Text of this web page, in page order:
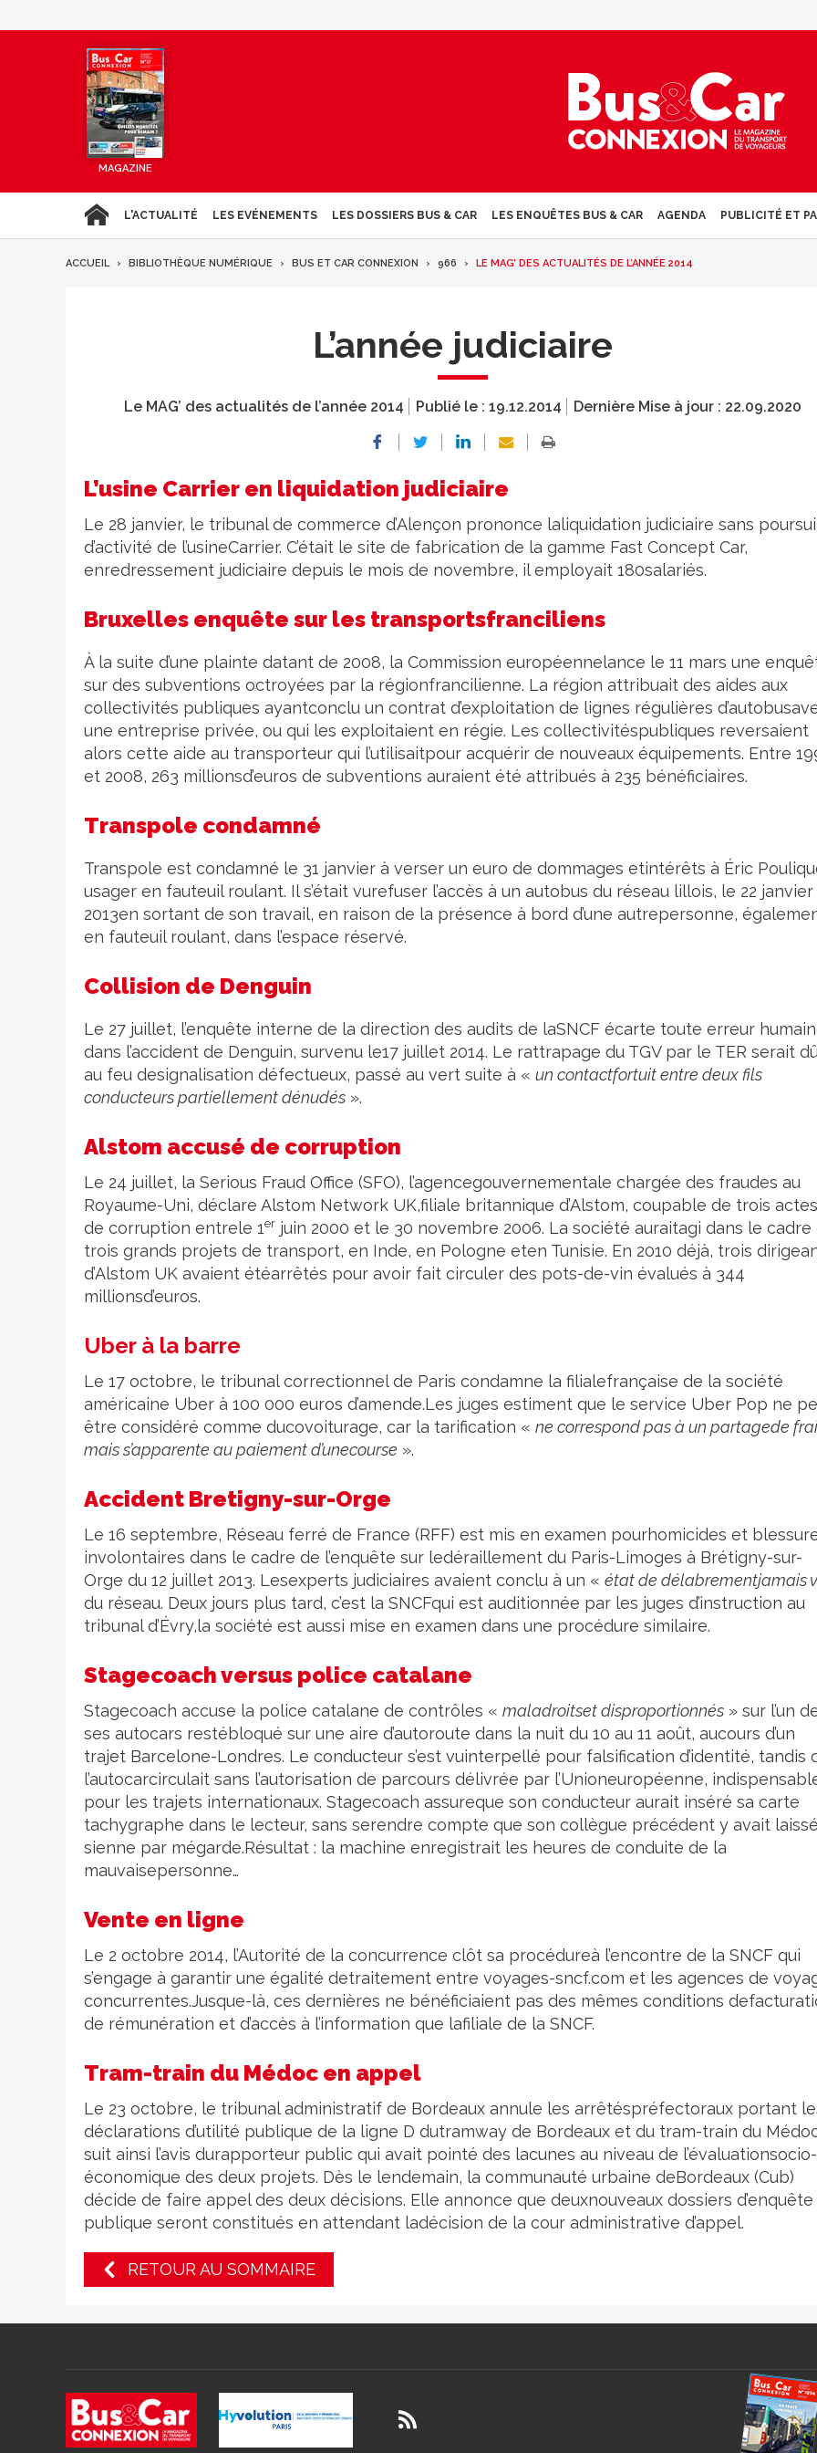
MAGAZINE
L'ACTUALITÉ LES EVÉNEMENTS LES DOSSIERS BUS & CAR LES ENQUÊTES BUS & CAR AGENDA PUBLICITÉ ET
ACCUEIL BIBLIOTHÈQUE NUMÉRIQUE BUS ET CAR CONNEXION 966 LE MAG’ DES ACTUALITÉS DE L’ANNÉE 2014
L’année judiciaire
Le MAG’ des actualités de l’année 2014 Publié le : 19.12.2014 Dernière Mise à jour : 22.09.2020
L’usine Carrier en liquidation judiciaire
Le 28 janvier, le tribunal de commerce d’Alençon prononce laliquidation judiciaire sans
d’activité de l’usineCarrier. C’était le site de fabrication de la gamme Fast Concept Car,
enredressement judiciaire depuis le mois de novembre, il employait 180salariés.
Bruxelles enquête sur les transportsfranciliens
À la suite d’une plainte datant de 2008, la Commission européennelance le 11 mars une
sur des subventions octroyées par la régionfrancilienne. La région attribuait des aides aux
collectivités publiques ayantconclu un contrat d’exploitation de lignes régulières
une entreprise privée, ou qui les exploitaient en régie. Les collectivitéspubliques reversaient
alors cette aide au transporteur qui l’utilisaitpour acquérir de nouveaux équipements. Entre
et 2008, 263 millionsd’euros de subventions auraient été attribués à 235 bénéficiaires.
Transpole condamné
Transpole est condamné le 31 janvier à verser un euro de dommages etintérêts à Éric
usager en fauteuil roulant. Il s’était vurefuser l’accès à un autobus du réseau lillois, le 22 janvier
2013en sortant de son travail, en raison de la présence à bord d’une autrepersonne,
en fauteuil roulant, dans l’espace réservé.
Collision de Denguin
Le 27 juillet, l’enquête interne de la direction des audits de laSNCF écarte toute erreur
dans l’accident de Denguin, survenu le17 juillet 2014. Le rattrapage du TGV par le TER serait
au feu designalisation défectueux, passé au vert suite à « un contactfortuit entre deux fils
conducteurs partiellement dénudés ».
Alstom accusé de corruption
Le 24 juillet, la Serious Fraud Office (SFO), l’agencegouvernementale chargée des fraudes au
Royaume-Uni, déclare Alstom Network UK,filiale britannique d’Alstom, coupable de trois actes
de corruption entrele 1er juin 2000 et le 30 novembre 2006. La société auraitagi dans le cadre
trois grands projets de transport, en Inde, en Pologne eten Tunisie. En 2010 déjà, trois
d’Alstom UK avaient étéarrêtés pour avoir fait circuler des pots-de-vin évalués à 344
millionsd’euros.
Uber à la barre
Le 17 octobre, le tribunal correctionnel de Paris condamne la filialefrançaise de la société
américaine Uber à 100 000 euros d’amende.Les juges estiment que le service Uber Pop ne
être considéré comme ducovoiturage, car la tarification « ne correspond pas à un partagede
mais s’apparente au paiement d’unecourse ».
Accident Bretigny-sur-Orge
Le 16 septembre, Réseau ferré de France (RFF) est mis en examen pourhomicides et
involontaires dans le cadre de l’enquête sur ledéraillement du Paris-Limoges à Brétigny-sur-
Orge du 12 juillet 2013. Lesexperts judiciaires avaient conclu à un « état de délabrementjamais
du réseau. Deux jours plus tard, c’est la SNCFqui est auditionnée par les juges d’instruction au
tribunal d’Évry,la société est aussi mise en examen dans une procédure similaire.
Stagecoach versus police catalane
Stagecoach accuse la police catalane de contrôles « maladroitset disproportionnés » sur l’un
ses autocars restébloqué sur une aire d’autoroute dans la nuit du 10 au 11 août, aucours d’un
trajet Barcelone-Londres. Le conducteur s’est vuinterpellé pour falsification d’identité, tandis
l’autocarcirculait sans l’autorisation de parcours délivrée par l’Unioneuropéenne,
pour les trajets internationaux. Stagecoach assureque son conducteur aurait inséré sa carte
tachygraphe dans le lecteur, sans serendre compte que son collègue précédent y avait
sienne par mégarde.Résultat : la machine enregistrait les heures de conduite de la
mauvaisepersonne…
Vente en ligne
Le 2 octobre 2014, l’Autorité de la concurrence clôt sa procédureà l’encontre de la SNCF qui
s’engage à garantir une égalité detraitement entre voyages-sncf.com et les agences de
concurrentes.Jusque-là, ces dernières ne bénéficiaient pas des mêmes conditions
de rémunération et d’accès à l’information que lafiliale de la SNCF.
Tram-train du Médoc en appel
Le 23 octobre, le tribunal administratif de Bordeaux annule les arrêtéspréfectoraux portant
déclarations d’utilité publique de la ligne D dutramway de Bordeaux et du tram-train du
suit ainsi l’avis durapporteur public qui avait pointé des lacunes au niveau de l’évaluationsocio-
économique des deux projets. Dès le lendemain, la communauté urbaine deBordeaux (Cub)
décide de faire appel des deux décisions. Elle annonce que deuxnouveaux dossiers d’enquête
publique seront constitués en attendant ladécision de la cour administrative d’appel.
RETOUR AU SOMMAIRE